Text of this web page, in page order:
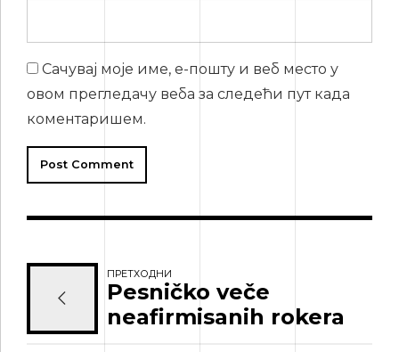
Сачувај моје име, е-пошту и веб место у
овом прегледачу веба за следећи пут када
коментаришем.
Post Comment
ПРЕТХОДНИ
Pesničko veče
neafirmisanih rokera